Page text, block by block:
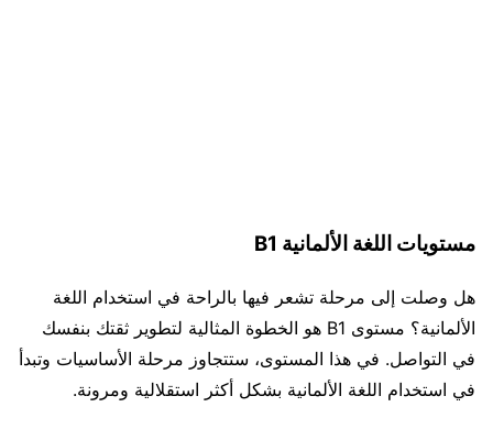
مستويات اللغة الألمانية B1
هل وصلت إلى مرحلة تشعر فيها بالراحة في استخدام اللغة
الألمانية؟ مستوى B1 هو الخطوة المثالية لتطوير ثقتك بنفسك
في التواصل. في هذا المستوى، ستتجاوز مرحلة الأساسيات وتبدأ
في استخدام اللغة الألمانية بشكل أكثر استقلالية ومرونة.